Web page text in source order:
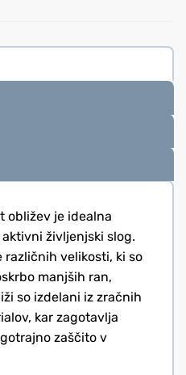
obližev je idealna
življenjski slog.
različnih velikosti, ki so
manjših ran,
so izdelani iz zračnih
kar zagotavlja
zaščito v